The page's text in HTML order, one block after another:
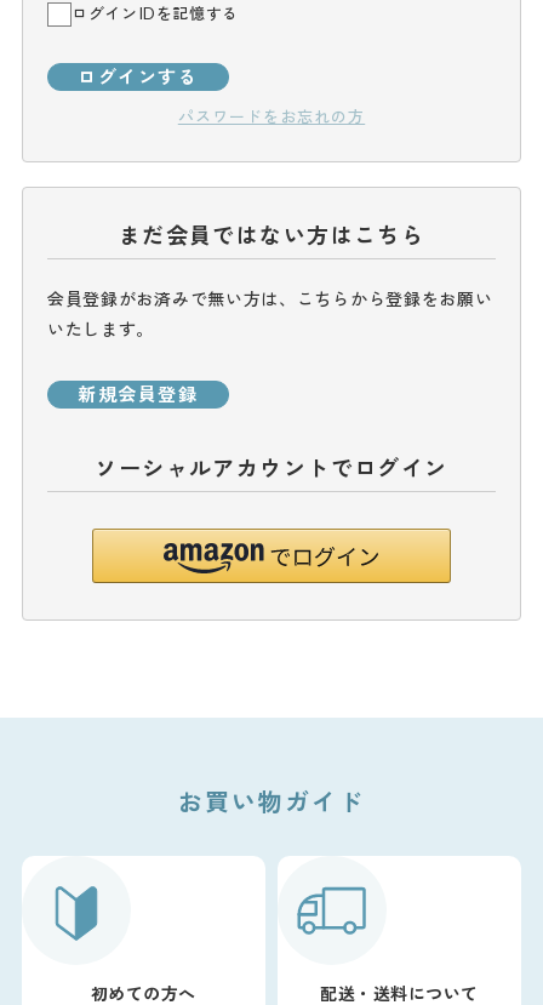
ログインIDを記憶する
ログインする
パスワードをお忘れの方
まだ会員ではない方はこちら
会員登録がお済みで無い方は、こちらから登録をお願い
いたします。
新規会員登録
ソーシャルアカウントでログイン
お買い物ガイド
初めての方へ 配送・送料について